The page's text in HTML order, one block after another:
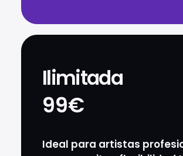
Ilimitada
99€
Ideal para artistas